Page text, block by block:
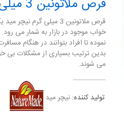
قرص ملاتونین 3 میلی گرم نیچر مید
قرص ملاتونین 3 میلی
خواب موجود در بازار به شمار می
نموده تا افراد بتوانند در هنگام
بدین ترتیب بسیاری از مشکلات بی
می شوند.
تولید کننده: نیچر مید